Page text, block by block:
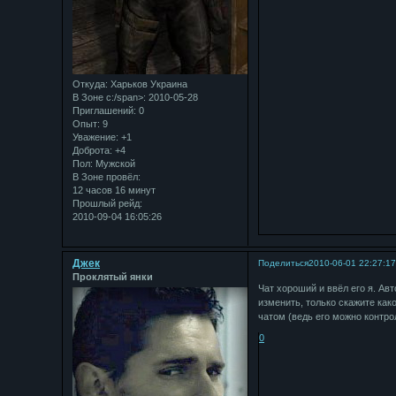
Откуда: Харьков Украина
В Зоне с:/span>: 2010-05-28
Приглашений: 0
Опыт: 9
Уважение: +1
Доброта: +4
Пол: Мужской
В Зоне провёл:
12 часов 16 минут
Прошлый рейд:
2010-09-04 16:05:26
Поделиться2010-06-01 22:27:17
Джек
Проклятый янки
Чат хороший и ввёл его я.
изменить, только скажите
чатом (ведь его можно
0